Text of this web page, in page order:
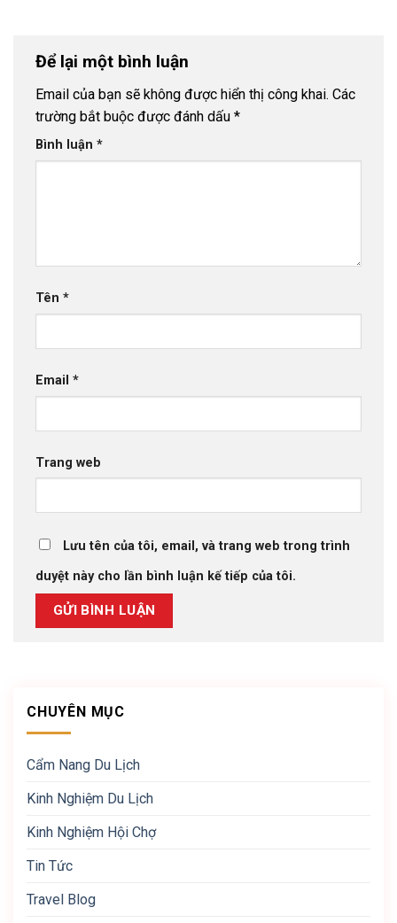
Để lại một bình luận
Email của bạn sẽ không được hiển thị công khai. Các
trường bắt buộc được đánh dấu *
Bình luận *
Tên *
Email *
Trang web
Lưu tên của tôi, email, và trang web trong trình
duyệt này cho lần bình luận kế tiếp của tôi.
CHUYÊN MỤC
Cẩm Nang Du Lịch
Kinh Nghiệm Du Lịch
Kinh Nghiệm Hội Chợ
Tin Tức
Travel Blog